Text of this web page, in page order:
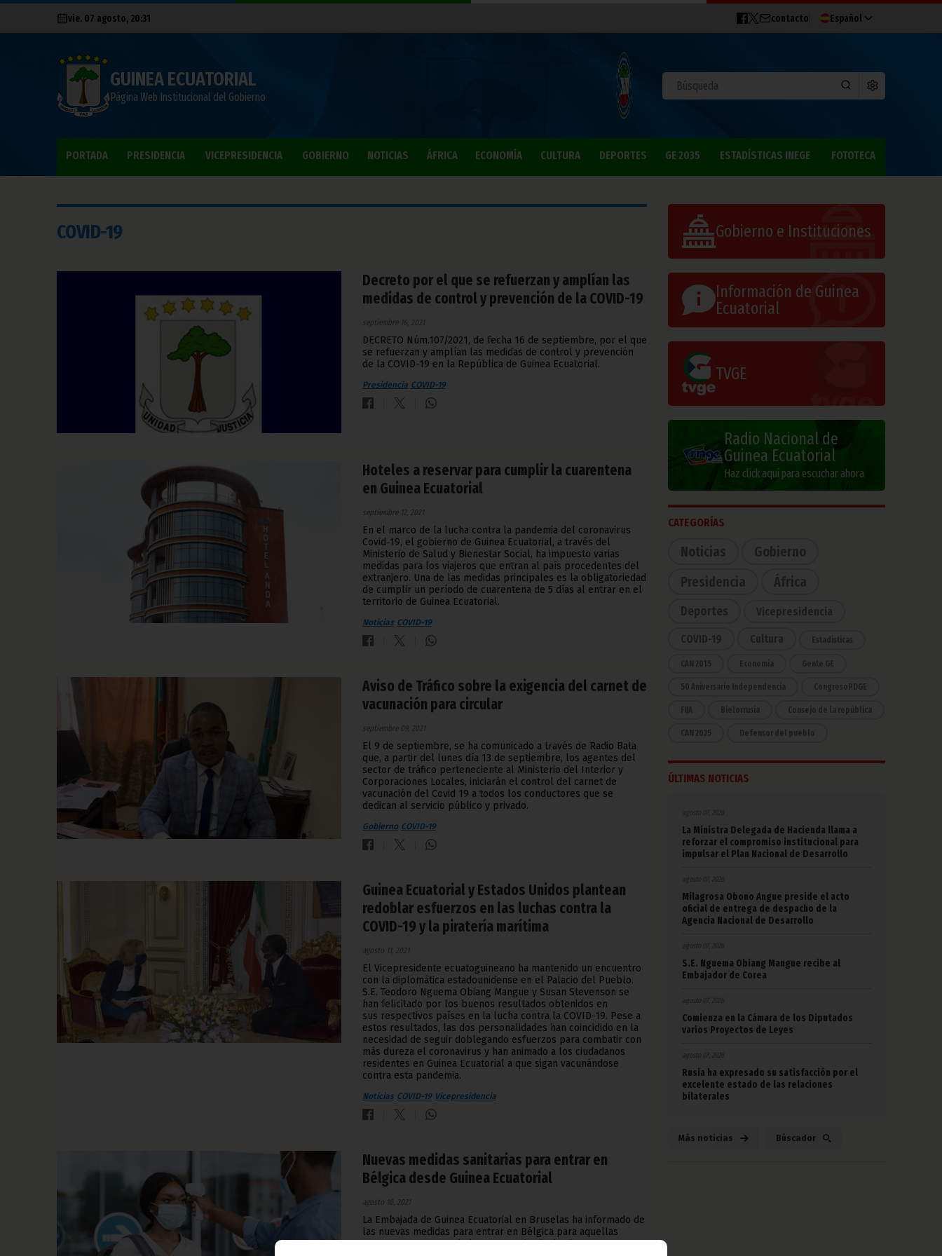
vie. 07 agosto, 20:31 contacto Español
GUINEA ECUATORIAL
Página Web Institucional del Gobierno
PORTADA PRESIDENCIA VICEPRESIDENCIA GOBIERNO NOTICIAS ÁFRICA ECONOMÍA CULTURA DEPORTES GE 2035 ESTADÍSTICAS INEGE FOTOTECA
COVID-19
Decreto por el que se refuerzan y amplían las
medidas de control y prevención de la COVID-19
septiembre 16, 2021
DECRETO Núm.107/2021, de fecha 16 de septiembre, por el que
se refuerzan y amplían las medidas de control y prevención
de la COVID-19 en la República de Guinea Ecuatorial.
Presidencia COVID-19
Hoteles a reservar para cumplir la cuarentena
en Guinea Ecuatorial
septiembre 12, 2021
En el marco de la lucha contra la pandemia del coronavirus
Covid-19, el gobierno de Guinea Ecuatorial, a través del
Ministerio de Salud y Bienestar Social, ha impuesto varias
medidas para los viajeros que entran al país procedentes del
extranjero. Una de las medidas principales es la obligatoriedad
de cumplir un período de cuarentena de 5 días al entrar en el
territorio de Guinea Ecuatorial.
Noticias COVID-19
Aviso de Tráfico sobre la exigencia del carnet de
vacunación para circular
septiembre 09, 2021
El 9 de septiembre, se ha comunicado a través de Radio Bata
que, a partir del lunes día 13 de septiembre, los agentes del
sector de tráfico perteneciente al Ministerio del Interior y
Corporaciones Locales, iniciarán el control del carnet de
vacunación del Covid 19 a todos los conductores que se
dedican al servicio público y privado.
Gobierno COVID-19
Guinea Ecuatorial y Estados Unidos plantean
redoblar esfuerzos en las luchas contra la
COVID-19 y la piratería marítima
agosto 11, 2021
El Vicepresidente ecuatoguineano ha mantenido un encuentro
con la diplomática estadounidense en el Palacio del Pueblo.
S.E. Teodoro Nguema Obiang Mangue y Susan Stevenson se
han felicitado por los buenos resultados obtenidos en
sus respectivos países en la lucha contra la COVID-19. Pese a
estos resultados, las dos personalidades han coincidido en la
necesidad de seguir doblegando esfuerzos para combatir con
más dureza el coronavirus y han animado a los ciudadanos
residentes en Guinea Ecuatorial a que sigan vacunándose
contra esta pandemia.
Noticias COVID-19 Vicepresidencia
Nuevas medidas sanitarias para entrar en
Bélgica desde Guinea Ecuatorial
agosto 10, 2021
La Embajada de Guinea Ecuatorial en Bruselas ha informado de
las nuevas medidas para entrar en Bélgica para aquellas
personas que se trasladen a su territorio desde nuestro
Gobierno e Instituciones
Información de Guinea
Ecuatorial
TVGE
Radio Nacional de
Guinea Ecuatorial
Haz click aquí para escuchar ahora
CATEGORÍAS
Noticias
Gobierno
Presidencia
África
Deportes Vicepresidencia
COVID-19 Cultura Estadísticas
CAN 2015 Economía Gente GE
50 Aniversario Independencia CongresoPDGE
FIJA Bielorrusia Consejo de la república
CAN 2025 Defensor del pueblo
ÚLTIMAS NOTICIAS
agosto 07, 2026
La Ministra Delegada de Hacienda llama a
reforzar el compromiso institucional para
impulsar el Plan Nacional de Desarrollo
agosto 07, 2026
Milagrosa Obono Angue preside el acto
oficial de entrega de despacho de la
Agencia Nacional de Desarrollo
agosto 07, 2026
S.E. Nguema Obiang Mangue recibe al
Embajador de Corea
agosto 07, 2026
Comienza en la Cámara de los Diputados
varios Proyectos de Leyes
agosto 07, 2026
Rusia ha expresado su satisfacción por el
excelente estado de las relaciones
bilaterales
Más noticias Búscador